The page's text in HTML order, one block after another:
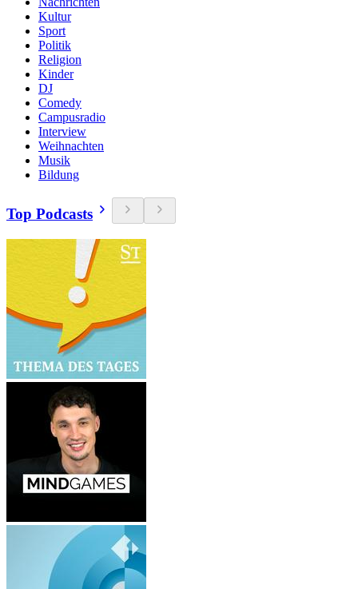
Kultur
Sport
Politik
Religion
Kinder
DJ
Comedy
Campusradio
Interview
Weihnachten
Musik
Bildung
Top Podcasts